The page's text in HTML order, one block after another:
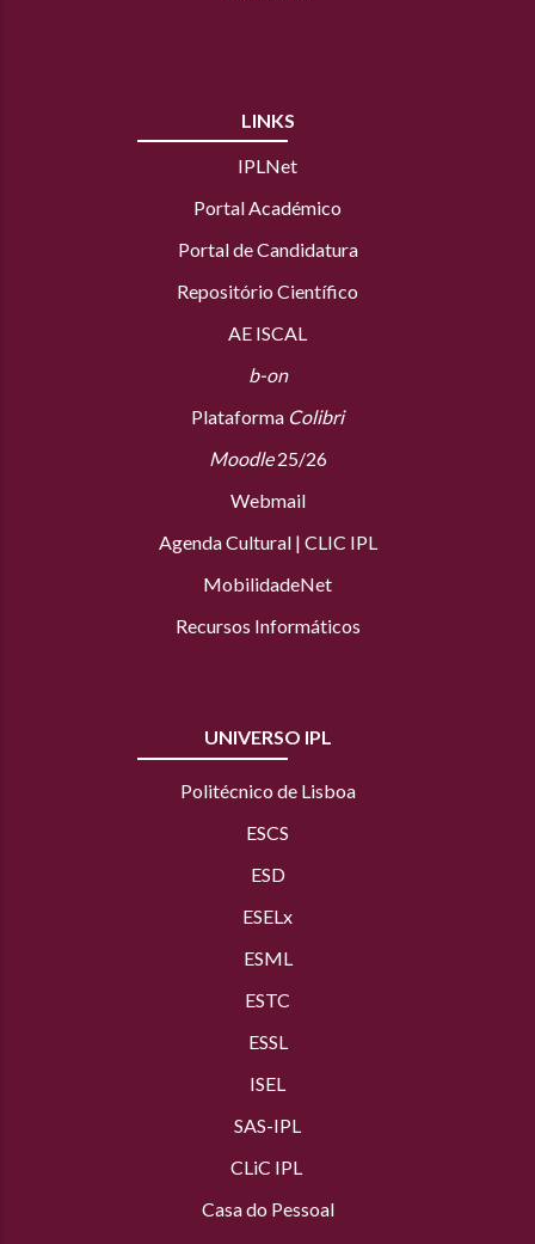
LINKS
IPLNet
Portal Académico
Portal de Candidatura
Repositório Científico
AE ISCAL
b-on
Plataforma Colibri
Moodle25/26
Webmail
Agenda Cultural| CLIC IPL
MobilidadeNet
Recursos Informáticos
UNIVERSO IPL
Politécnico de Lisboa
ESCS
ESD
ESELx
ESML
ESTC
ESSL
ISEL
SAS-IPL
CLiC IPL
Casa do Pessoal